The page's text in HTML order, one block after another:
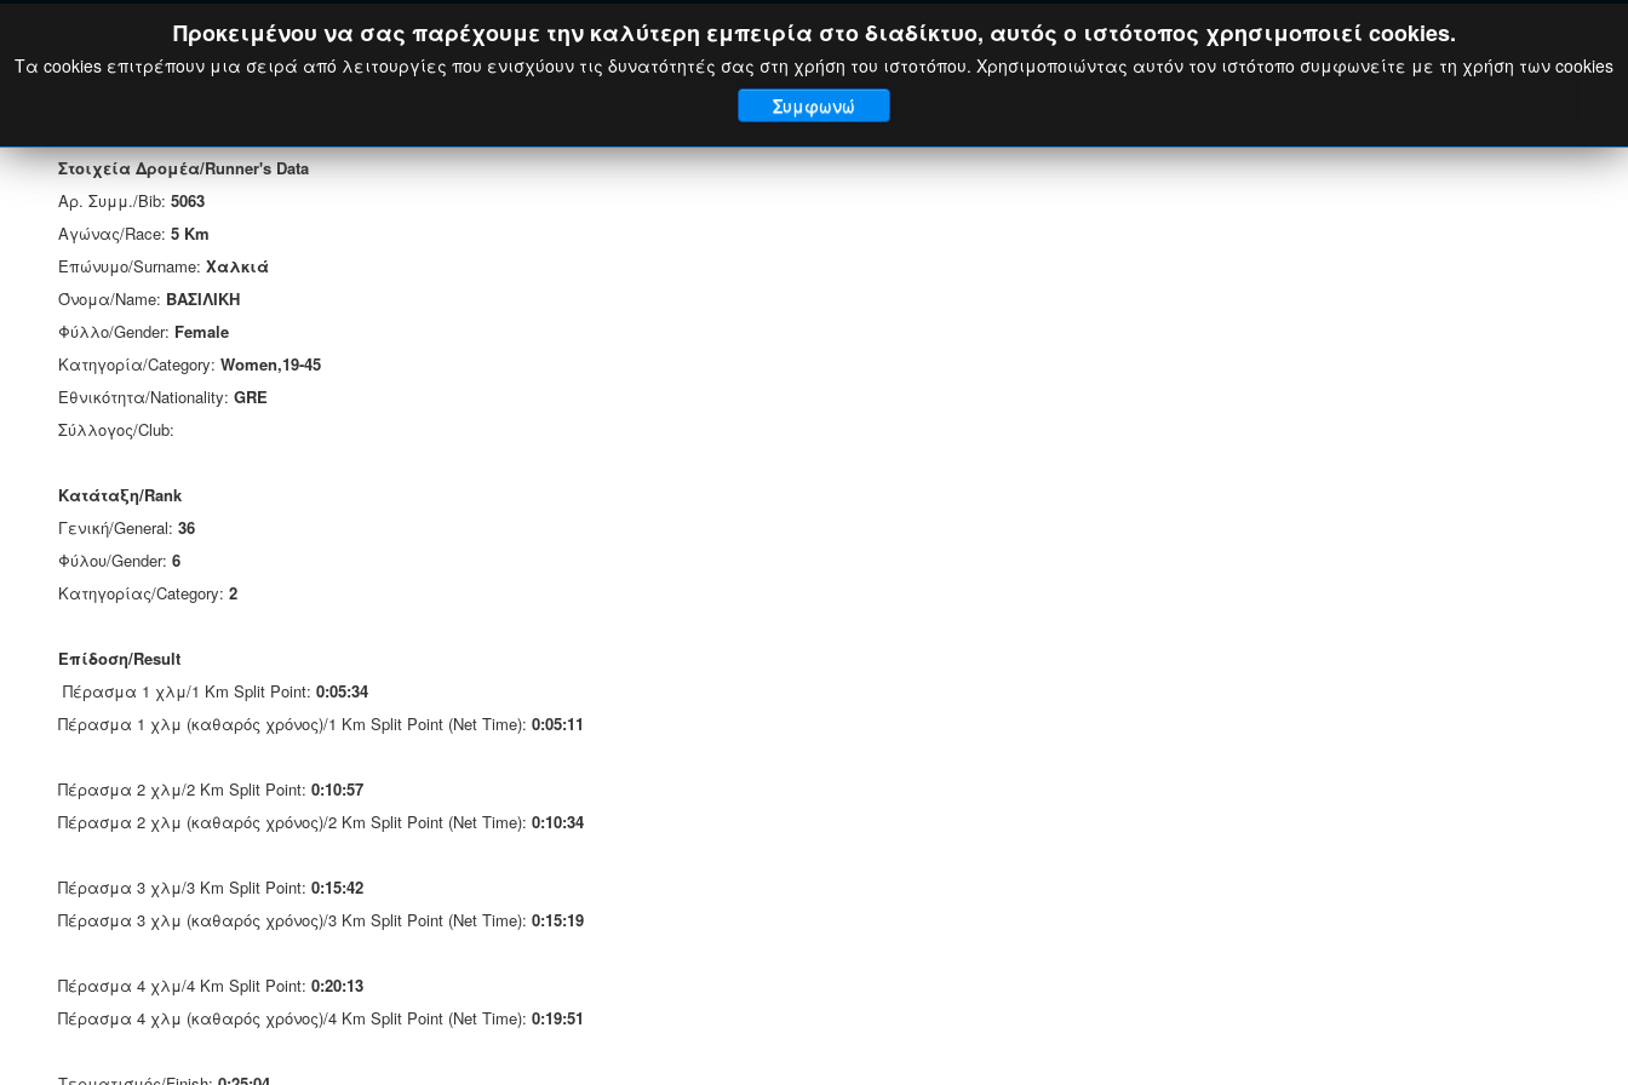
Στοιχεία Δρομέα/Runner's Data
Αρ. Συμμ./Bib: 5063
Αγώνας/Race: 5 Km
Επώνυμο/Surname: Χαλκιά
Όνομα/Name: ΒΑΣΙΛΙΚΗ
Φύλλο/Gender: Female
Κατηγορία/Category: Women,19-45
Εθνικότητα/Nationality: GRE
Σύλλογος/Club:
Κατάταξη/Rank
Γενική/General: 36
Φύλου/Gender: 6
Κατηγορίας/Category: 2
Επίδοση/Result
Πέρασμα 1 χλμ/1 Km Split Point: 0:05:34
Πέρασμα 1 χλμ (καθαρός χρόνος)/1 Km Split Point (Net Time): 0:05:11
Πέρασμα 2 χλμ/2 Km Split Point: 0:10:57
Πέρασμα 2 χλμ (καθαρός χρόνος)/2 Km Split Point (Net Time): 0:10:34
Πέρασμα 3 χλμ/3 Km Split Point: 0:15:42
Πέρασμα 3 χλμ (καθαρός χρόνος)/3 Km Split Point (Net Time): 0:15:19
Πέρασμα 4 χλμ/4 Km Split Point: 0:20:13
Πέρασμα 4 χλμ (καθαρός χρόνος)/4 Km Split Point (Net Time): 0:19:51
Προκειμένου να σας παρέχουμε την καλύτερη εμπειρία στο διαδίκτυο, αυτός ο ιστότοπος χρησιμοποιεί cookies.
Τα cookies επιτρέπουν μια σειρά από λειτουργίες που ενισχύουν τις δυνατότητές σας στη χρήση του ιστοτόπου. Χρησιμοποιώντας αυτόν τον ιστότοπο συμφωνείτε με τη χρήση των cookies
Συμφωνώ